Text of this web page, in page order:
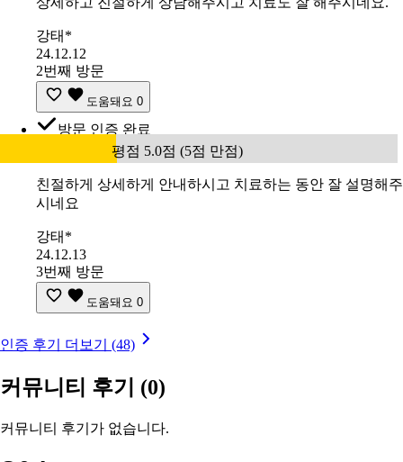
강태*
24.12.12
2번째 방문
도움돼요 0
방문 인증 완료
평점 5.0점 (5점 만점)
친절하게 상세하게 안내하시고 치료하는 동안 잘 설명해주
시네요
강태*
24.12.13
3번째 방문
도움돼요 0
인증 후기 더보기 (48)
커뮤니티 후기 (0)
커뮤니티 후기가 없습니다.